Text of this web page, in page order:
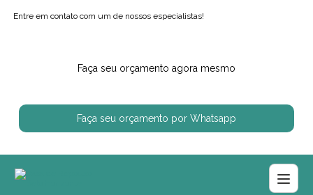
Entre em contato com um de nossos especialistas!
Faça seu orçamento agora mesmo
Faça seu orçamento por Whatsapp